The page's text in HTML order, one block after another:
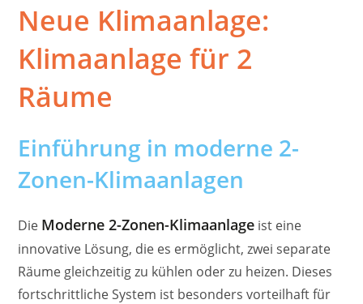
Neue Klimaanlage:
Klimaanlage für 2
Räume
Einführung in moderne 2-
Zonen-Klimaanlagen
Die Moderne 2-Zonen-Klimaanlage ist eine
innovative Lösung, die es ermöglicht, zwei separate
Räume gleichzeitig zu kühlen oder zu heizen. Dieses
fortschrittliche System ist besonders vorteilhaft für